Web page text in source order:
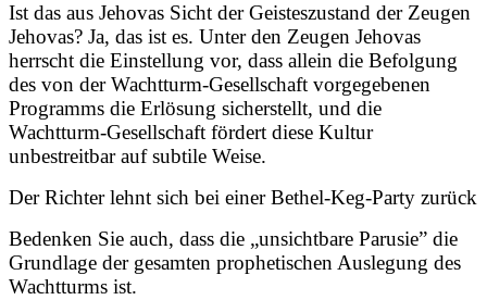
Ist das aus Jehovas Sicht der Geisteszustand der Zeugen
Jehovas? Ja, das ist es. Unter den Zeugen Jehovas
herrscht die Einstellung vor, dass allein die Befolgung
des von der Wachtturm-Gesellschaft vorgegebenen
Programms die Erlösung sicherstellt, und die
Wachtturm-Gesellschaft fördert diese Kultur
unbestreitbar auf subtile Weise.
Der Richter lehnt sich bei einer Bethel-Keg-Party zurück
Bedenken Sie auch, dass die „unsichtbare Parusie” die
Grundlage der gesamten prophetischen Auslegung des
Wachtturms ist.